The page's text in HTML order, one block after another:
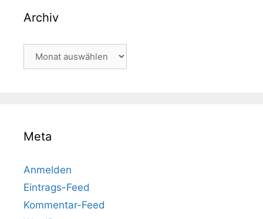
Archiv
Archiv
Meta
Anmelden
Eintrags-Feed
Kommentar-Feed